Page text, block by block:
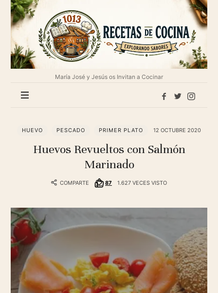
1013
Recetas
de
cocina
María José y Jesús os Invitan a Cocinar
HUEVO PESCADO PRIMER PLATO 12 OCTUBRE 2020
Huevos Revueltos con Salmón
Marinado
COMPARTE 87 1.627 VECES VISTO